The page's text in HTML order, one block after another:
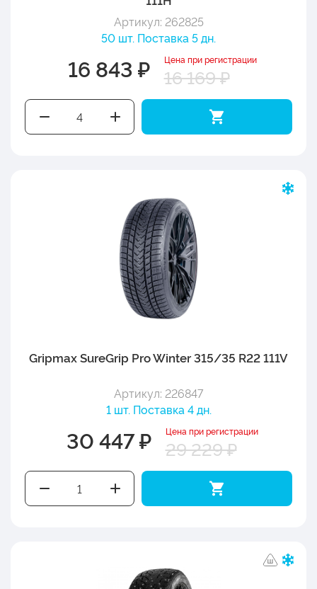
Артикул: 262825
50 шт. Поставка 5 дн.
16 843 ₽ Цена при регистрации
16 169 ₽
Gripmax SureGrip Pro Winter 315/35 R22 111V
Артикул: 226847
1 шт. Поставка 4 дн.
30 447 ₽ Цена при регистрации
29 229 ₽